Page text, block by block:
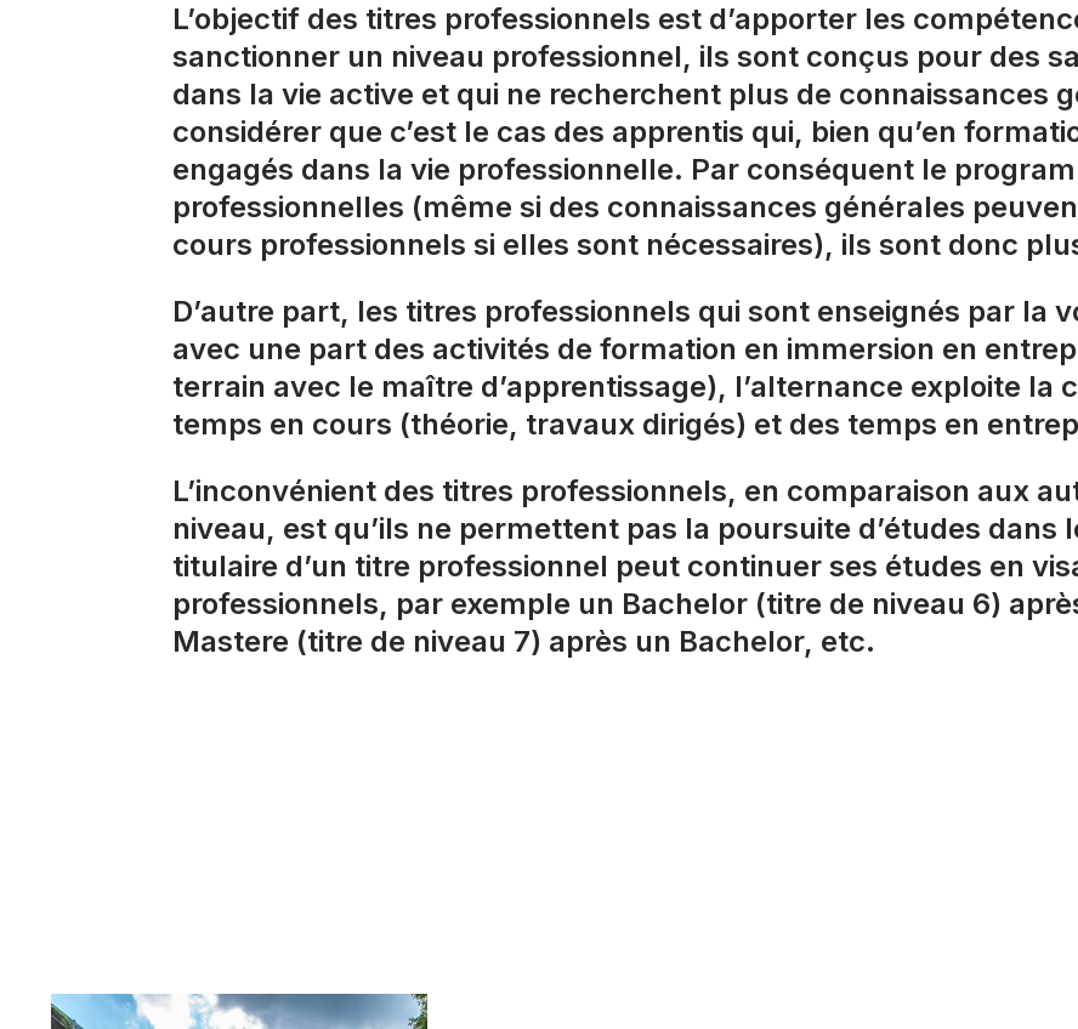
L’objectif des titres professionnels est d’apporter les
sanctionner un niveau professionnel, ils sont conçus pour des
dans la vie active et qui ne recherchent plus de connaissances
considérer que c’est le cas des apprentis qui, bien qu’en
engagés dans la vie professionnelle. Par conséquent le
professionnelles (même si des connaissances générales
cours professionnels si elles sont nécessaires), ils sont donc
D’autre part, les titres professionnels qui sont enseignés par la
avec une part des activités de formation en immersion en
terrain avec le maître d’apprentissage), l’alternance exploite la
temps en cours (théorie, travaux dirigés) et des temps en
L’inconvénient des titres professionnels, en comparaison aux
niveau, est qu’ils ne permettent pas la poursuite d’études dans
titulaire d’un titre professionnel peut continuer ses études en
professionnels, par exemple un Bachelor (titre de niveau 6)
Mastere (titre de niveau 7) après un Bachelor, etc.